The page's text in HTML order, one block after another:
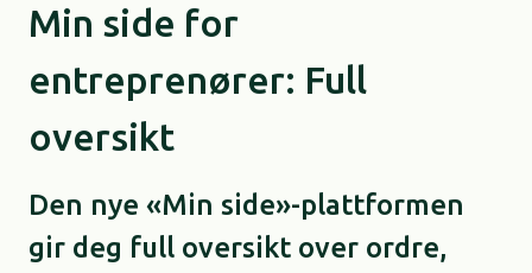
Min side for
entreprenører: Full
oversikt
Den nye «Min side»-plattformen
gir deg full oversikt over ordre,